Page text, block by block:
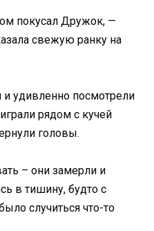
покусал Дружок, —
свежую ранку на
удивленно посмотрели
рядом с кучей
головы.
– они замерли и
в тишину, будто с
случиться что-то